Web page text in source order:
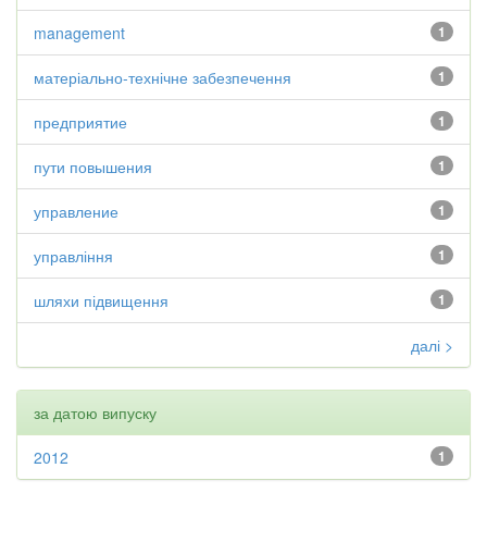
1
management
1
матеріально-технічне забезпечення
1
предприятие
1
пути повышения
1
управление
1
управління
1
шляхи підвищення
далі >
за датою випуску
1
2012